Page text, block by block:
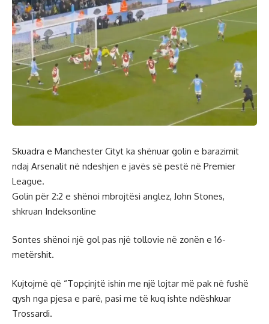
Skuadra e Manchester Cityt ka shënuar golin e barazimit
ndaj Arsenalit në ndeshjen e javës së pestë në Premier
League.
Golin për 2:2 e shënoi mbrojtësi anglez, John Stones,
shkruan Indeksonline
Sontes shënoi një gol pas një tollovie në zonën e 16-
metërshit.
Kujtojmë që “Topçinjtë ishin me një lojtar më pak në fushë
qysh nga pjesa e parë, pasi me të kuq ishte ndëshkuar
Trossardi.